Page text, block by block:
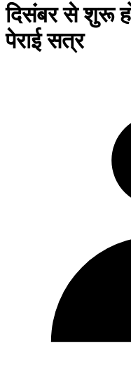
दिसंबर से शुरू
पेराई सत्र